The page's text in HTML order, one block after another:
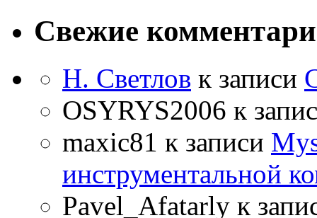
Свежие
Н. Светлов к записи
OSYRYS2006 к
maxic81 к записи
инструментальной
Pavel_Afatarly к